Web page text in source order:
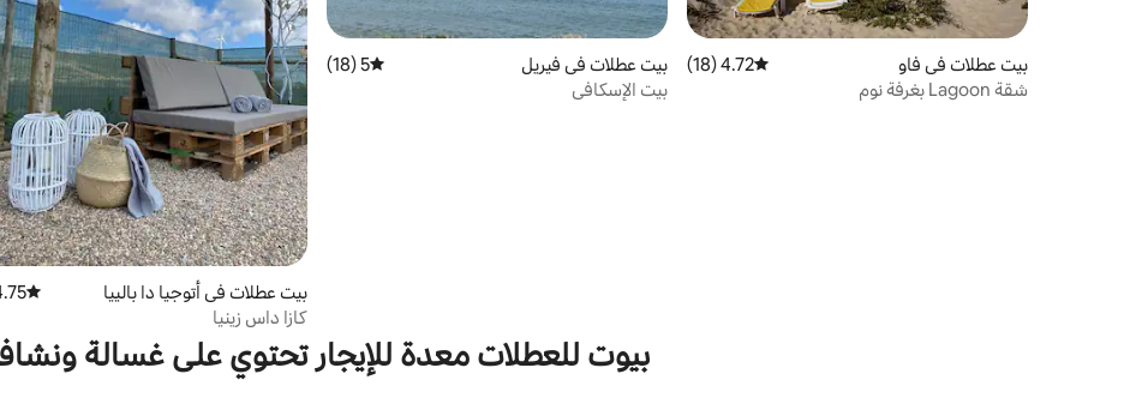
بيت عطلات في فاو متوسط التقييم 4.72 من 5، 18 مراجعات
4.72 (18)
شقة Lagoon بغرفة نوم
بيت عطلات في فيريل متوسط التقييم 5 من 5، 18 مراجعات
5 (18)
بيت الإسكافي
بيت عطلات في أتوجيا دا بالييا متوسط(4)
كازا داس زينيا
بيوت للعطلات معدة للإيجار تحتوي على غسالة